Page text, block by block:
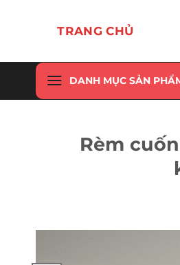
dung
TRANG CHỦ
DANH MỤC SẢN
Rèm